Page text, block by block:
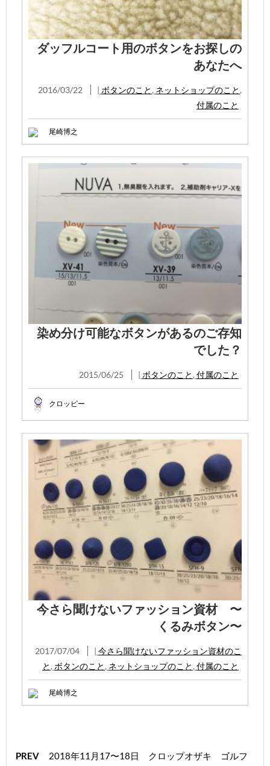
ダッフルコート用のボタンをお探しの
あなたへ
2016/03/22 ボタンのこと, ネットショップのこと,
付属のこと
尾崎博之
染め分け可能なボタンがあるのご存知
でした？
2015/06/25 | ボタンのこと , 付属のこと
クロッピー
今さら聞けないファッション資材 〜
くるみボタン〜
2017/07/04 | 今さら聞けないファッション資材のこ
と , ボタンのこと , ネットショップのこと , 付属のこと
尾崎博之
PREV 2018年11月17〜18日 クロップオザキ ゴルフ